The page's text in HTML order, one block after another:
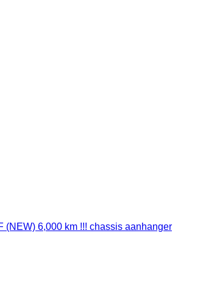
(NEW) 6,000 km !!! chassis aanhanger